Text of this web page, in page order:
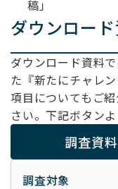
稿」
ダウンロー
ダウンロード資料
た『新たにチャレ
項目についてもご
さい。下記ボタン
調査資
調査対象